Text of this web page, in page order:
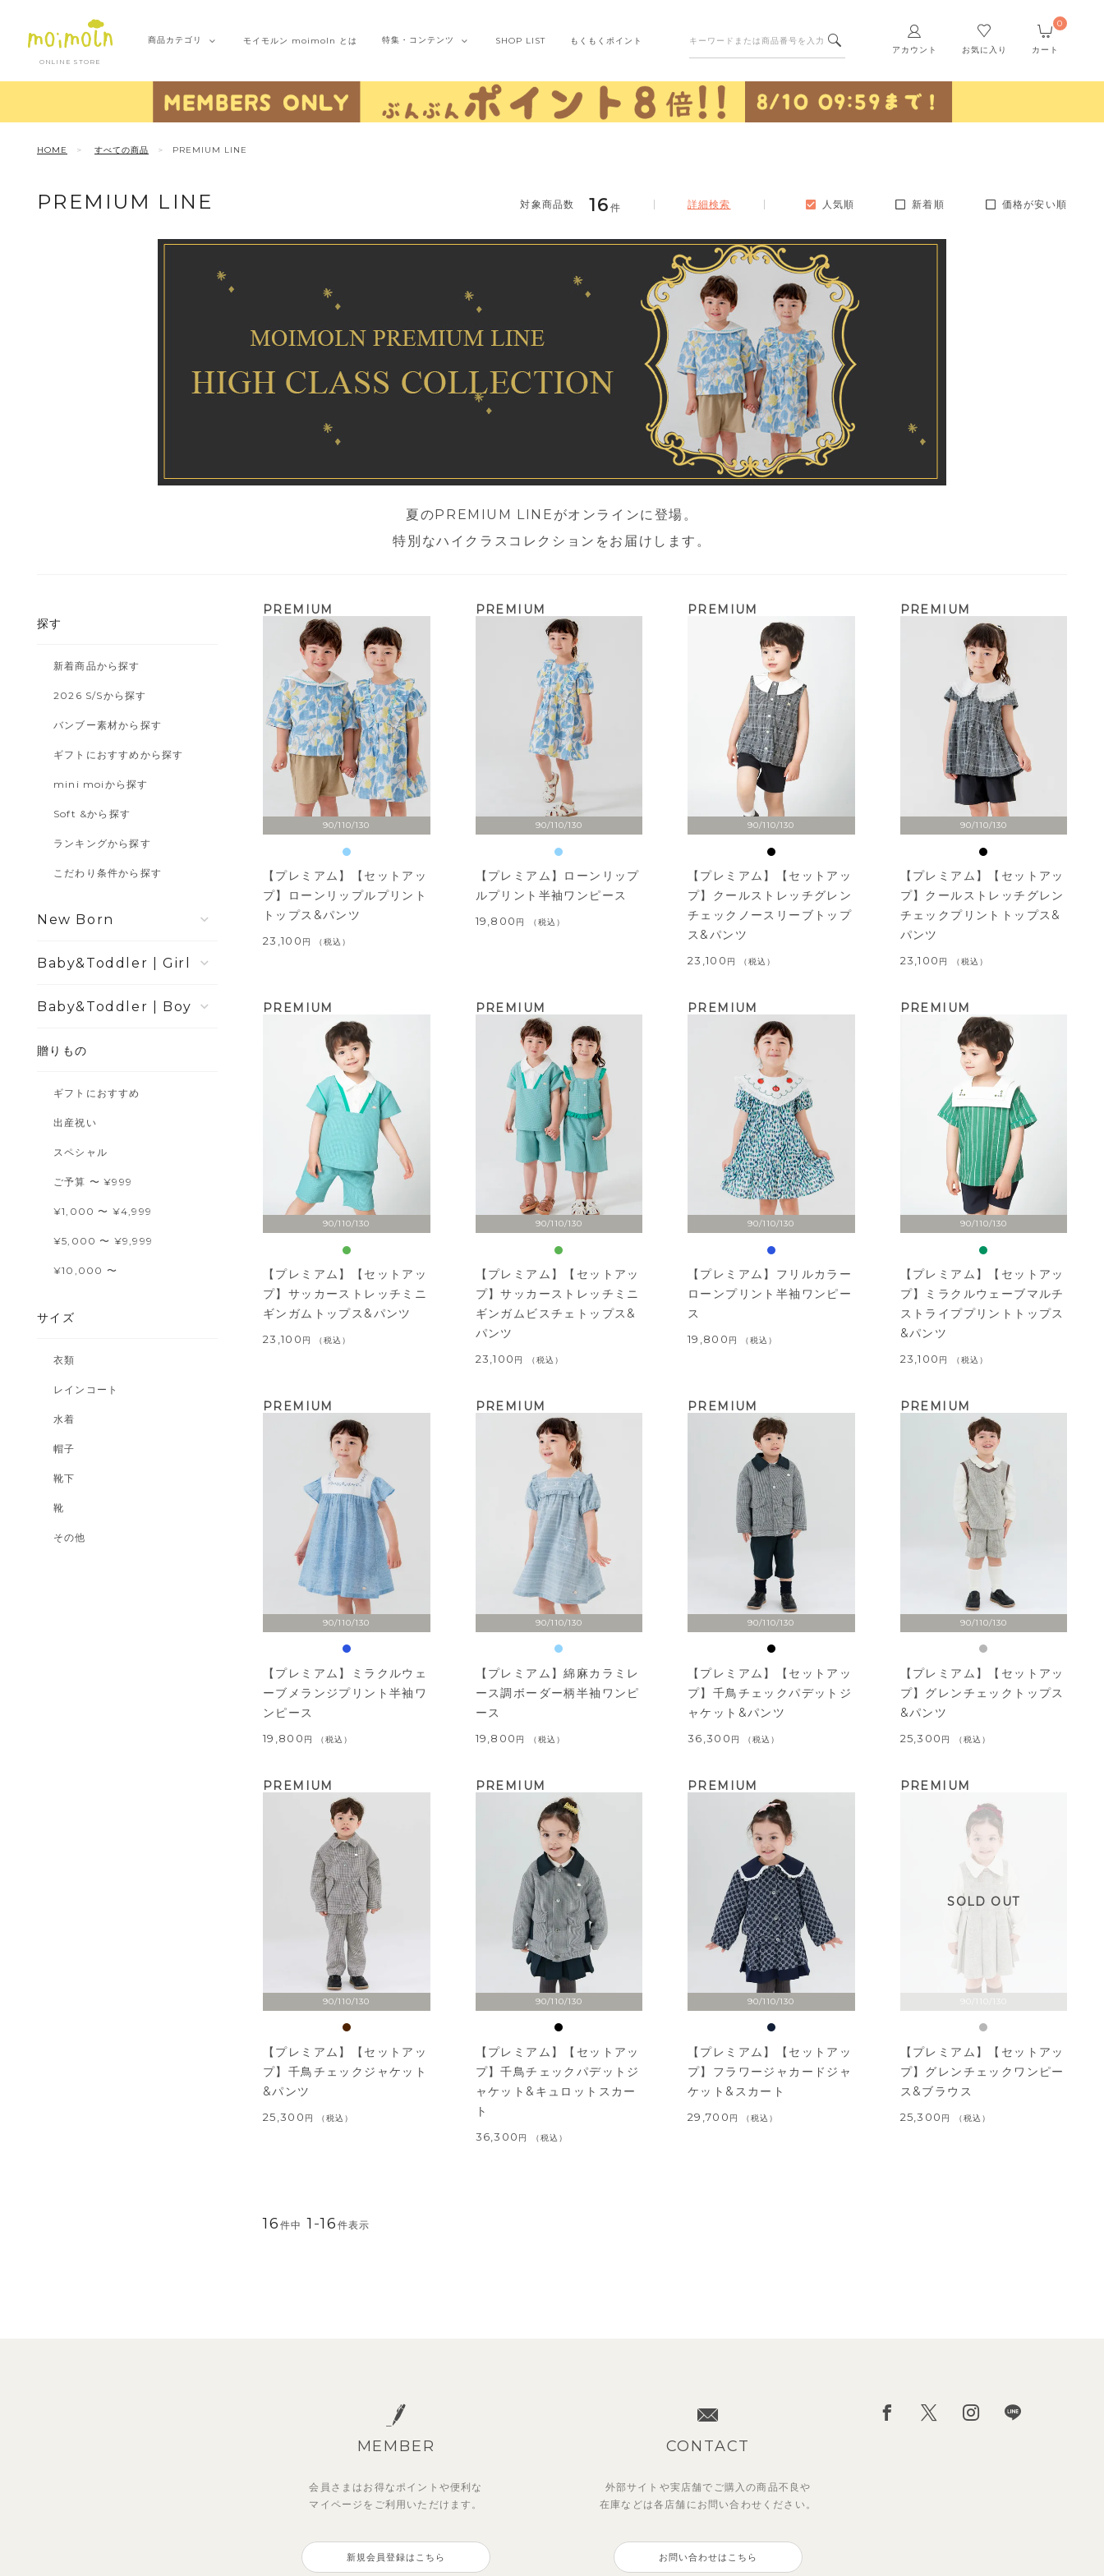
ONLINE STORE
アカウント お気に入り カート
0
商品カテゴリ モイモルン moimoln とは 特集・ コンテンツ SHOP LIST もくもくポイント
HOME すべての商品 PREMIUM LINE
人気順 新着順 価格が安い順
16 件 詳細検索
PREMIUM LINE
夏のPREMIUM LINEがオンラインに登場。
特別なハイクラスコレクションをお届けします。
探す
新着商品から探す
2026 S/Sから探す
バンブー素材から探す
ギフトにおすすめから探す
mini moiから探す
Soft &から探す
ランキングから探す
こだわり条件から探す
New Born
Girl
Boy
贈りもの
ギフトにおすすめ
出産祝い
スペシャル
ご予算 〜 ¥999
¥1,000 〜 ¥4,999
¥5,000 〜 ¥9,999
¥10,000 〜
サイズ
衣類
レインコート
水着
帽子
靴下
靴
その他
90/110/130
PREMIUM
【プレミアム】【セットアッ
プ】ローンリップルプリント
トップス&パンツ
23,100 税込
90/110/130
PREMIUM
【プレミアム】ローンリップ
ルプリント半袖ワンピース
19,800 税込
90/110/130
PREMIUM
【プレミアム】【セットアッ
プ】クールストレッチグレン
チェックノースリーブトップ
ス&パンツ
23,100 税込
90/110/130
PREMIUM
【プレミアム】【セットアッ
プ】クールストレッチグレン
チェックプリントトップス&
パンツ
23,100 税込
90/110/130
PREMIUM
【プレミアム】【セットアッ
プ】サッカーストレッチミニ
ギンガムトップス&パンツ
23,100 税込
90/110/130
PREMIUM
【プレミアム】【セットアッ
プ】サッカーストレッチミニ
ギンガムビスチェトップス&
パンツ
23,100 税込
90/110/130
PREMIUM
【プレミアム】フリルカラー
ローンプリント半袖ワンピー
ス
19,800 税込
90/110/130
PREMIUM
【プレミアム】【セットアッ
プ】ミラクルウェーブマルチ
ストライププリントトップス
&パンツ
23,100 税込
90/110/130
PREMIUM
【プレミアム】ミラクルウェ
ーブメランジプリント半袖ワ
ンピース
19,800 税込
90/110/130
PREMIUM
【プレミアム】綿麻カラミレ
ース調ボーダー柄半袖ワンピ
ース
19,800 税込
90/110/130
PREMIUM
【プレミアム】【セットアッ
プ】千鳥チェックパデットジ
ャケット&パンツ
36,300 税込
90/110/130
PREMIUM
【プレミアム】【セットアッ
プ】グレンチェックトップス
&パンツ
25,300 税込
90/110/130
PREMIUM
【プレミアム】【セットアッ
プ】千鳥チェックジャケット
&パンツ
25,300 税込
90/110/130
PREMIUM
【プレミアム】【セットアッ
プ】千鳥チェックパデットジ
ャケット&キュロットスカー
ト
36,300 税込
90/110/130
PREMIUM
【プレミアム】【セットアッ
プ】フラワージャカードジャ
ケット&スカート
29,700 税込
90/110/130
SOLD OUT
PREMIUM
【プレミアム】【セットアッ
プ】グレンチェックワンピー
ス&ブラウス
25,300 税込
16 件中 1 -16件表示
MEMBER
会員さまはお得なポイントや便利な
マイページを ご利用いただけます。
新規会員登録はこちら
CONTACT
外部サイトや実店舗でご購入の商品不良や
在庫などは各店舗に お問い合わせください。
お問い合わせはこちら